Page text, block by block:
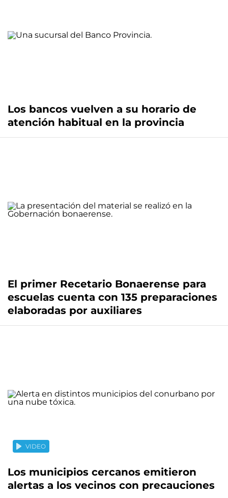
Los bancos vuelven a su horario de
atención habitual en la provincia
El primer Recetario Bonaerense para
escuelas cuenta con 135 preparaciones
elaboradas por auxiliares
VIDEO
Los municipios cercanos emitieron
alertas a los vecinos con precauciones